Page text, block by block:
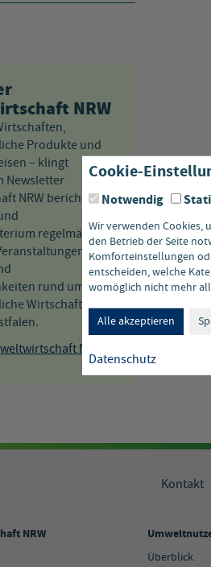
NRW
Produkte und
– klingt
Newsletter
NRW berichtet das
regelmäßig
rund um das
Wirtschaften in
NRW
Kontakt
NRW
Überblick
Cookie-
Notwendig
Wir verwenden Cookies,
den Betrieb der Seite
Komforteinstellungen
entscheiden, welche
womöglich nicht mehr
Alle akzeptieren
Datenschutz